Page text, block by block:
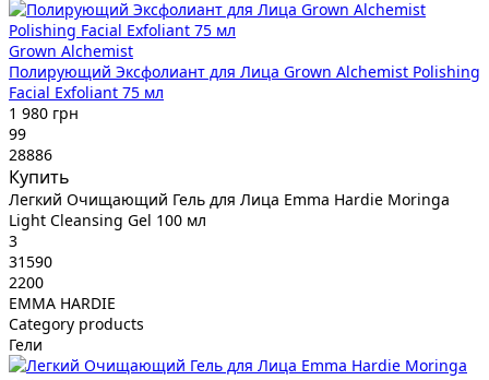
Grown Alchemist
Полирующий Эксфолиант для Лица Grown Alchemist Polishing
Facial Exfoliant 75 мл
1 980 грн
99
28886
Купить
Легкий Очищающий Гель для Лица Emma Hardie Moringa
Light Cleansing Gel 100 мл
3
31590
2200
EMMA HARDIE
Category products
Гели